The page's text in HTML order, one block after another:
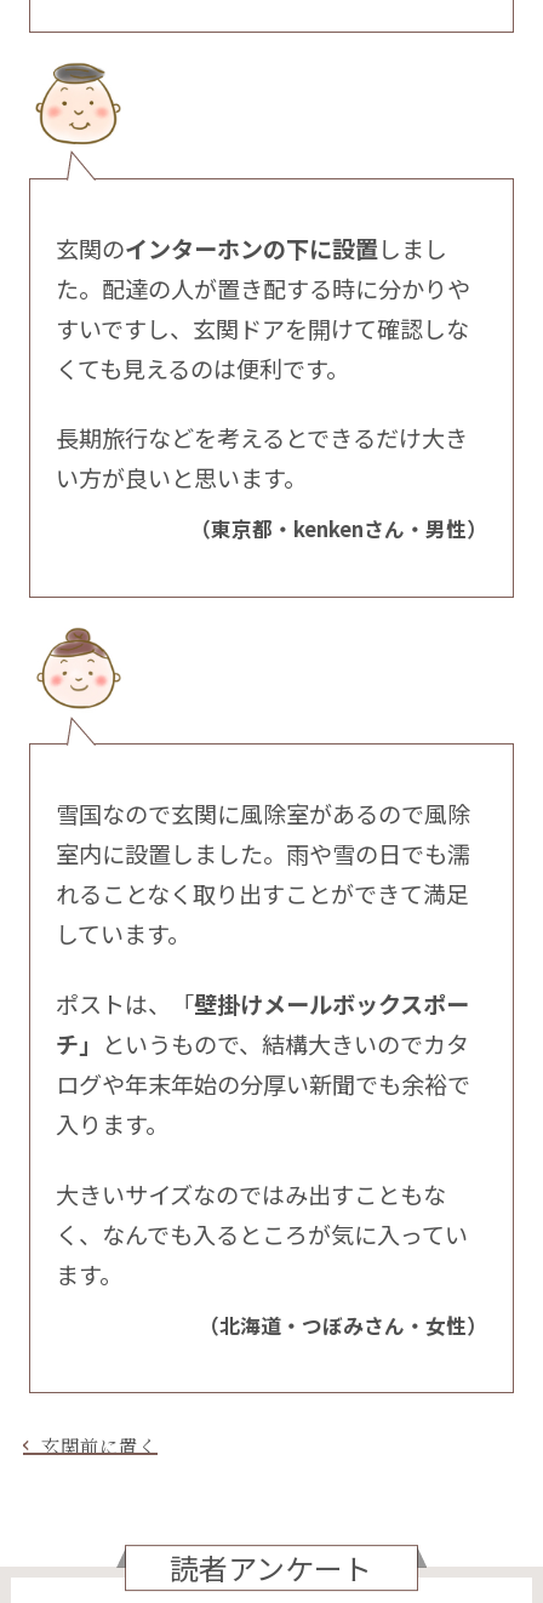
玄関のインターホンの下に設置しまし
た。配達の人が置き配する時に分かりや
すいですし、玄関ドアを開けて確認しな
くても見えるのは便利です。
長期旅行などを考えるとできるだけ大き
い方が良いと思います。
（東京都・kenkenさん・男性）
雪国なので玄関に風除室があるので風除
室内に設置しました。雨や雪の日でも濡
れることなく取り出すことができて満足
しています。
ポストは、「壁掛けメールボックスポー
チ」 というもので、結構大きいのでカタ
ログや年末年始の分厚い新聞でも余裕で
入ります。
大きいサイズなのではみ出すこともな
く、なんでも入るところが気に入ってい
ます。
（北海道・つぼみさん・女性）
玄関前に置く
読者アンケート